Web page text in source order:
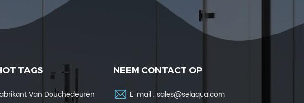
TAGS
Van Douchedeuren
NEEM CONTACT OP
E-mail :sales@selaqua.com